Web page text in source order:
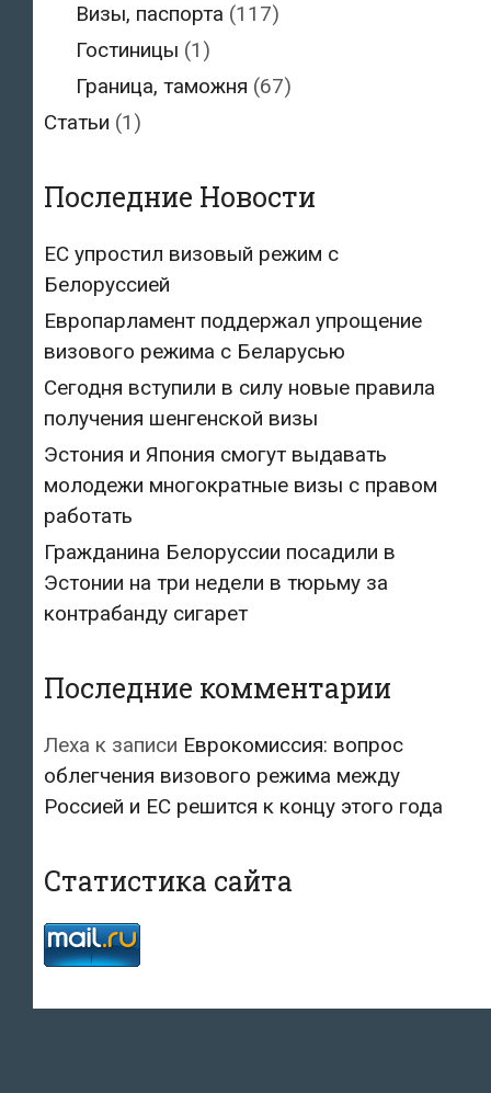
Визы, паспорта (117)
Гостиницы (1)
Граница, таможня (67)
Статьи (1)
Последние Новости
ЕС упростил визовый режим с
Белоруссией
Европарламент поддержал упрощение
визового режима с Беларусью
Сегодня вступили в силу новые правила
получения шенгенской визы
Эстония и Япония смогут выдавать
молодежи многократные визы с правом
работать
Гражданина Белоруссии посадили в
Эстонии на три недели в тюрьму за
контрабанду сигарет
Последние комментарии
Леха к записи Еврокомиссия: вопрос
облегчения визового режима между
Россией и ЕС решится к концу этого года
Статистика сайта